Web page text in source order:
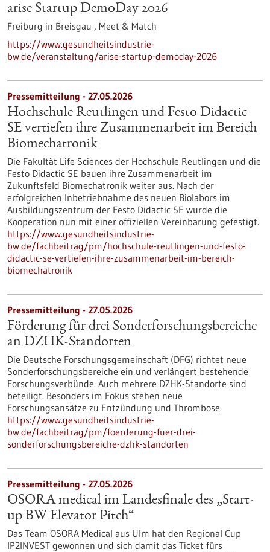
arise Startup DemoDay 2026
Freiburg in Breisgau , Meet & Match
https://www.gesundheitsindustrie-
bw.de/veranstaltung/arise-startup-demoday-2026
Pressemitteilung - 27.05.2026
Hochschule Reutlingen und Festo Didactic
SE vertiefen ihre Zusammenarbeit im Bereich
Biomechatronik
Die Fakultät Life Sciences der Hochschule Reutlingen und die
Festo Didactic SE bauen ihre Zusammenarbeit im
Zukunftsfeld Biomechatronik weiter aus. Nach der
erfolgreichen Inbetriebnahme des neuen Biolabors im
Ausbildungszentrum der Festo Didactic SE wurde die
Kooperation nun mit einer offiziellen Vereinbarung gefestigt.
https://www.gesundheitsindustrie-
bw.de/fachbeitrag/pm/hochschule-reutlingen-und-festo-
didactic-se-vertiefen-ihre-zusammenarbeit-im-bereich-
biomechatronik
Pressemitteilung - 27.05.2026
Förderung für drei Sonderforschungsbereiche
an DZHK-Standorten
Die Deutsche Forschungsgemeinschaft (DFG) richtet neue
Sonderforschungsbereiche ein und verlängert bestehende
Forschungsverbünde. Auch mehrere DZHK-Standorte sind
beteiligt. Besonders im Fokus stehen neue
Forschungsansätze zu Entzündung und Thrombose.
https://www.gesundheitsindustrie-
bw.de/fachbeitrag/pm/foerderung-fuer-drei-
sonderforschungsbereiche-dzhk-standorten
Pressemitteilung - 27.05.2026
OSORA medical im Landesfinale des „Start-
up BW Elevator Pitch“
Das Team OSORA Medical aus Ulm hat den Regional Cup
IP2INVEST gewonnen und sich damit das Ticket fürs